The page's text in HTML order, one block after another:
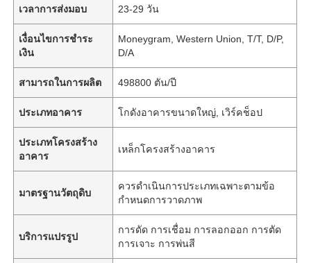
เวลาการส่งมอบ 23-29 วัน
เงื่อนไขการชำระ
เงิน
Moneygram, Western Union, T/T, D/P,
D/A
สามารถในการผลิต 498800 ตัน/ปี
ประเภทอาคาร โกดังอาคารขนาดใหญ่, เวิร์คช็อป
ประเภทโครงสร้าง
อาคาร
เหล็กโครงสร้างอาคาร
มาตรฐานวัตถุดิบ
ควรดำเนินการประเภทเฉพาะตามข้อ
กำหนดการวาดภาพ
บริการแปรรูป
การดัด การเชื่อม การลอกออก การตัด
การเจาะ การพ่นสี